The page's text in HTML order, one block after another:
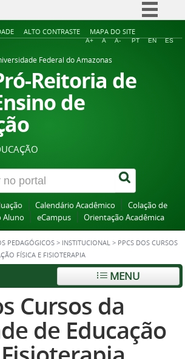
Simplifique!
Acesso à informação
ALTO CONTRASTE MAPA DO SITE
A+ A A- PT EN ES
Federal do Amazonas
Reitoria de
de
Calendário Acadêmico
Colação de
Aluno eCampus Orientação Acadêmica
PEDAGÓGICOS > INSTITUCIONAL > PPCS DOS CURSOS
FÍSICA E FISIOTERAPIA
MENU
Cursos da
de Educação